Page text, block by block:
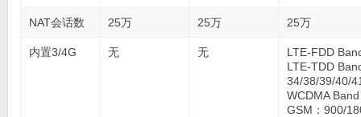
NAT会话数 25万 25万 25万
内置3/4G 无 无
LTE-FDD
LTE-TDD
34/38/39/40/
WCDMA
GSM：900/